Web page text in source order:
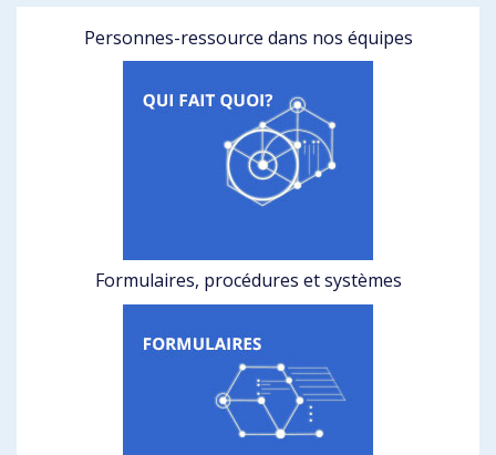
Personnes-ressource dans nos équipes
Formulaires, procédures et systèmes